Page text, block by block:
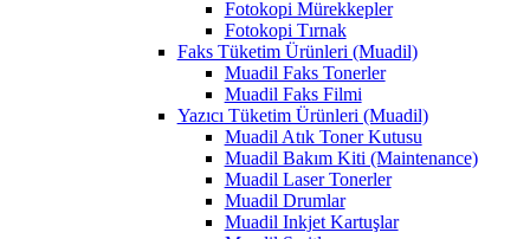
Fotokopi Mürekkepler
Fotokopi Tırnak
Faks Tüketim Ürünleri (Muadil)
Muadil Faks Tonerler
Muadil Faks Filmi
Yazıcı Tüketim Ürünleri (Muadil)
Muadil Atık Toner Kutusu
Muadil Bakım Kiti (Maintenance)
Muadil Laser Tonerler
Muadil Drumlar
Muadil Inkjet Kartuşlar